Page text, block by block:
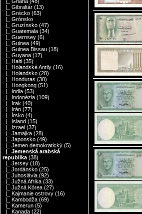
|_ Gibraltár (13)
|_ Grécko (63)
|_ Grónsko
|_ Gruzínsko (47)
|_ Guatemala (34)
|_ Guernsey (6)
|_ Guinea (49)
|_ Guinea Bissau (18)
|_ Guyana (17)
|_ Haiti (35)
|_ Holandské Antily (16)
|_ Holandsko (28)
|_ Honduras (38)
|_ Hongkong (51)
|_ India (53)
|_ Indonézia (109)
|_ Irak (40)
|_ Irán (77)
|_ Írsko (4)
|_ Island (15)
|_ Izrael (37)
|_ Jamajka (28)
|_ Japonsko (49)
|_ Jemen demokratický (5)
|_ Jemenská arabská
republika (38)
|_ Jersey (18)
|_ Jordánsko (25)
|_ Juhoslávia (92)
|_ Južná Afrika (33)
|_ Južná Kórea (27)
|_ Kajmanie ostrovy (16)
|_ Kambodža (69)
|_ Kamerun (5)
|_ Kanada (22)